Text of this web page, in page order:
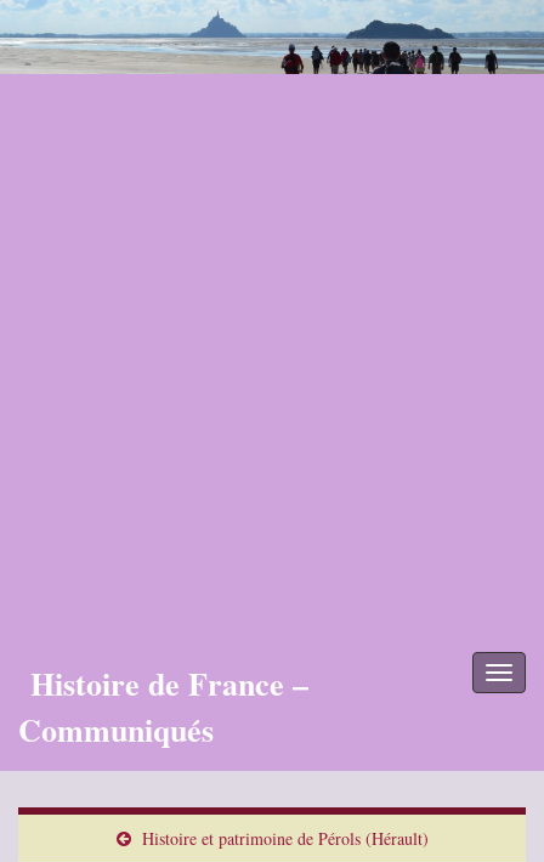
Histoire de France –
Communiqués
Histoire et patrimoine de Pérols (Hérault)